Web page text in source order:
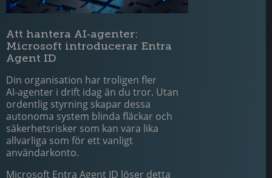
Att hantera AI‑agenter:
Microsoft introducerar Entra
Agent ID
Din organisation har troligen fler
AI‑agenter i drift idag än du tror. Utan
ordentlig styrning skapar dessa
autonoma system blinda fläckar och
säkerhetsrisker som kan vara lika
allvarliga som för ett vanligt
användarkonto.
Microsoft Entra Agent ID löser detta